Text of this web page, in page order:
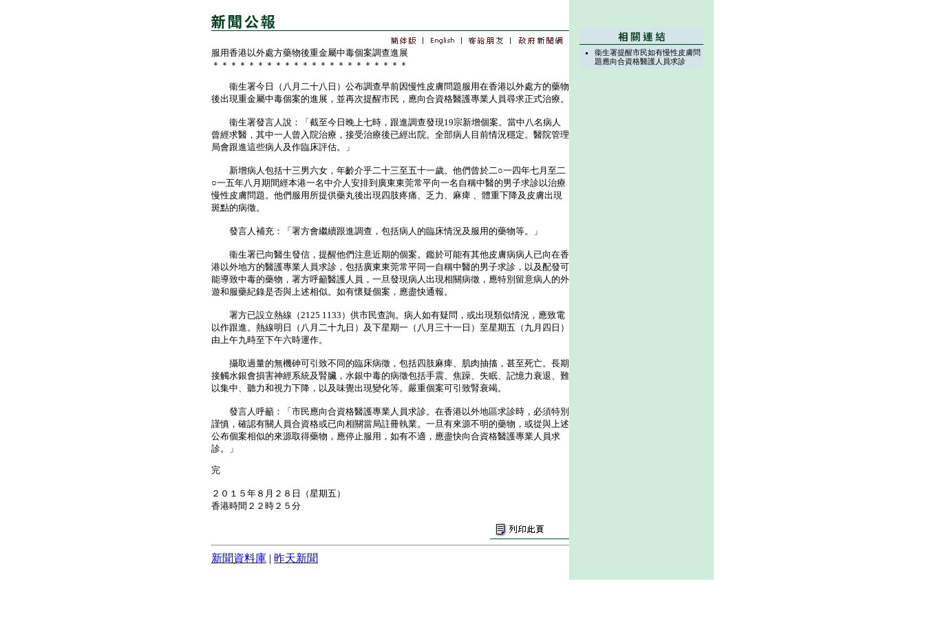
服用香港以外處方藥物後重金屬中毒個案調查進展
＊＊＊＊＊＊＊＊＊＊＊＊＊＊＊＊＊＊＊＊＊＊
衞生署今日（八月二十八日）公布調查早前因慢性皮膚問題服用在香港以外處方的藥物
後出現重金屬中毒個案的進展，並再次提醒市民，應向合資格醫護專業人員尋求正式治療。
衞生署發言人說：「截至今日晚上七時，跟進調查發現19宗新增個案。當中八名病人
曾經求醫，其中一人曾入院治療，接受治療後已經出院。全部病人目前情況穩定。醫院管理
局會跟進這些病人及作臨床評估。」
新增病人包括十三男六女，年齡介乎二十三至五十一歲。他們曾於二○一四年七月至二
○一五年八月期間經本港一名中介人安排到廣東東莞常平向一名自稱中醫的男子求診以治療
慢性皮膚問題。他們服用所提供藥丸後出現四肢疼痛、乏力、麻痺 、體重下降及皮膚出現
斑點的病徵。
發言人補充：「署方會繼續跟進調查，包括病人的臨床情況及服用的藥物等。」
衞生署已向醫生發信，提醒他們注意近期的個案。鑑於可能有其他皮膚病病人已向在香
港以外地方的醫護專業人員求診，包括廣東東莞常平同一自稱中醫的男子求診，以及配發可
能導致中毒的藥物，署方呼籲醫護人員，一旦發現病人出現相關病徵，應特別留意病人的外
遊和服藥紀錄是否與上述相似。如有懷疑個案，應盡快通報。
署方已設立熱線（2125 1133）供市民查詢。病人如有疑問，或出現類似情況，應致電
以作跟進。熱線明日（八月二十九日）及下星期一（八月三十一日）至星期五（九月四日）
由上午九時至下午六時運作。
攝取過量的無機砷可引致不同的臨床病徵，包括四肢麻痺、肌肉抽搐，甚至死亡。長期
接觸水銀會損害神經系統及腎臟，水銀中毒的病徵包括手震、焦躁、失眠、記憶力衰退、難
以集中、聽力和視力下降，以及味覺出現變化等。嚴重個案可引致腎衰竭。
發言人呼籲：「市民應向合資格醫護專業人員求診。在香港以外地區求診時，必須特別
謹慎，確認有關人員合資格或已向相關當局註冊執業。一旦有來源不明的藥物，或從與上述
公布個案相似的來源取得藥物，應停止服用，如有不適，應盡快向合資格醫護專業人員求
診。」
完
２０１５年８月２８日（星期五）
香港時間２２時２５分
新聞資料庫 | 昨天新聞
衞生署提醒市民如有慢性皮膚問
題應向合資格醫護人員求診